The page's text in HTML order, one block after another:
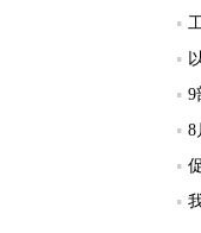
9
8